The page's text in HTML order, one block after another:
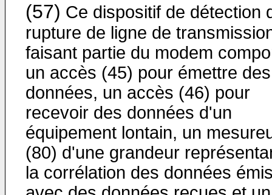
(57) Ce dispositif de détection
rupture de ligne de
faisant partie du modem
un accès (45) pour émettre des
données, un accès (46) pour
recevoir des données d'un
équipement lontain, un
(80) d'une grandeur
la corrélation des données